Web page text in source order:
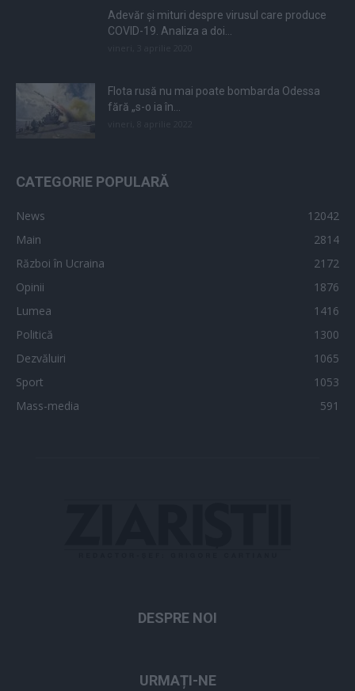
Adevăr și mituri despre virusul care produce
COVID-19. Analiza a doi...
Flota rusă nu mai poate bombarda Odessa
fără „s-o ia în...
CATEGORIE POPULARĂ
News
12042
Main
2814
Război în Ucraina
2172
Opinii
1876
Lumea
1416
Politică
1300
Dezvăluiri
1065
Sport
1053
Mass-media
591
DESPRE NOI
URMAȚI-NE